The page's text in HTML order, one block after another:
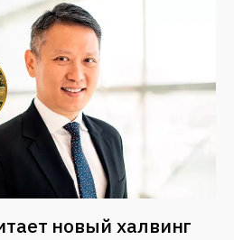
новый халвинг